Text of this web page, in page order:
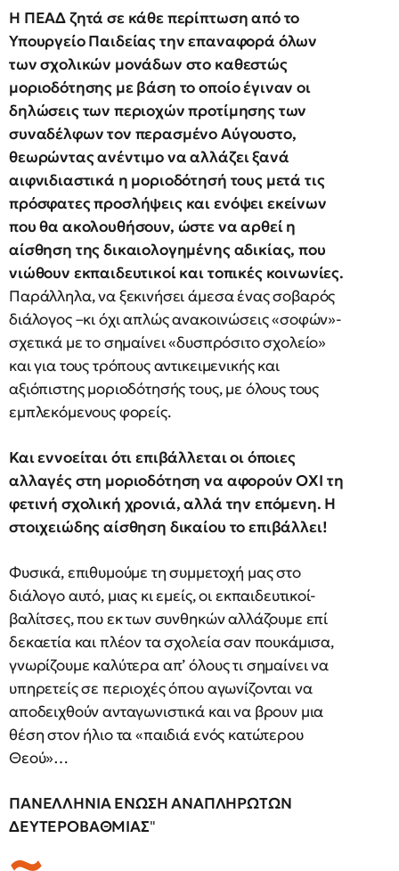
Η ΠΕΑΔ ζητά σε κάθε περίπτωση από το
Υπουργείο Παιδείας την επαναφορά όλων
των σχολικών μονάδων στο καθεστώς
μοριοδότησης με βάση το οποίο έγιναν οι
δηλώσεις των περιοχών προτίμησης των
συναδέλφων τον περασμένο Αύγουστο,
θεωρώντας ανέντιμο να αλλάζει ξανά
αιφνιδιαστικά η μοριοδότησή τους μετά τις
πρόσφατες προσλήψεις και ενόψει εκείνων
που θα ακολουθήσουν, ώστε να αρθεί η
αίσθηση της δικαιολογημένης αδικίας, που
νιώθουν εκπαιδευτικοί και τοπικές κοινωνίες.
Παράλληλα, να ξεκινήσει άμεσα ένας σοβαρός
διάλογος –κι όχι απλώς ανακοινώσεις «σοφών»-
σχετικά με το σημαίνει «δυσπρόσιτο σχολείο»
και για τους τρόπους αντικειμενικής και
αξιόπιστης μοριοδότησής τους, με όλους τους
εμπλεκόμενους φορείς.
Και εννοείται ότι επιβάλλεται οι όποιες
αλλαγές στη μοριοδότηση να αφορούν ΟΧΙ τη
φετινή σχολική χρονιά, αλλά την επόμενη. Η
στοιχειώδης αίσθηση δικαίου το επιβάλλει!
Φυσικά, επιθυμούμε τη συμμετοχή μας στο
διάλογο αυτό, μιας κι εμείς, οι εκπαιδευτικοί-
βαλίτσες, που εκ των συνθηκών αλλάζουμε επί
δεκαετία και πλέον τα σχολεία σαν πουκάμισα,
γνωρίζουμε καλύτερα απ’ όλους τι σημαίνει να
υπηρετείς σε περιοχές όπου αγωνίζονται να
αποδειχθούν ανταγωνιστικά και να βρουν μια
θέση στον ήλιο τα «παιδιά ενός κατώτερου
Θεού»…
ΠΑΝΕΛΛΗΝΙΑ ΕΝΩΣΗ ΑΝΑΠΛΗΡΩΤΩΝ
ΔΕΥΤΕΡΟΒΑΘΜΙΑΣ"